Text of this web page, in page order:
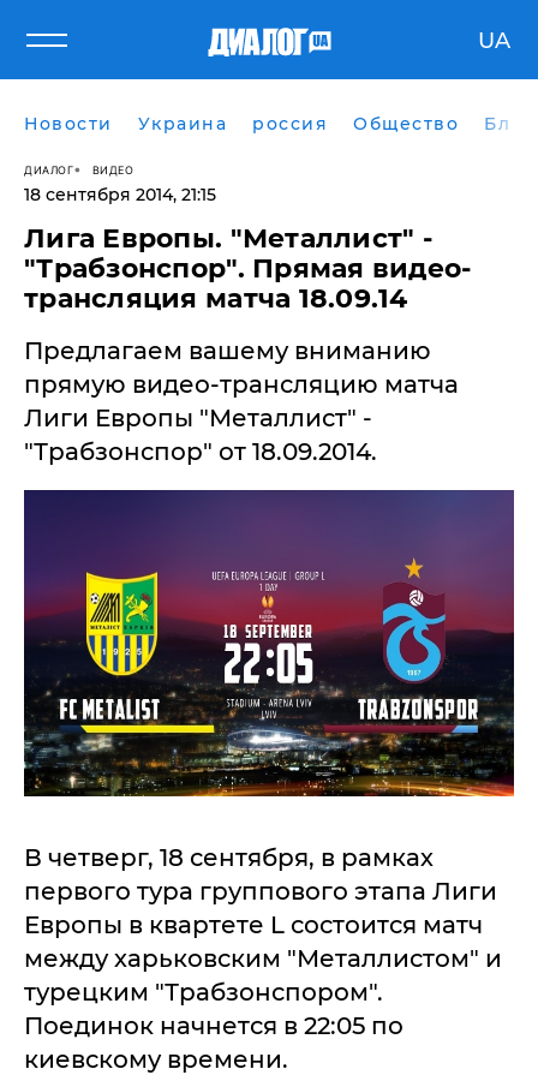
UA
Новости Украина россия Общество
ДИАЛОГ ВИДЕО
18 сентября 2014, 21:15
Лига Европы. "Металлист" -
"Трабзонспор". Прямая видео-
трансляция матча 18.09.14
​Предлагаем вашему вниманию
прямую видео-трансляцию матча
Лиги Европы "Металлист" -
"Трабзонспор" от 18.09.2014.
В четверг, 18 сентября, в рамках
первого тура группового этапа Лиги
Европы в квартете L состоится матч
между харьковским "Металлистом" и
турецким "Трабзонспором".
Поединок начнется в 22:05 по
киевскому времени.